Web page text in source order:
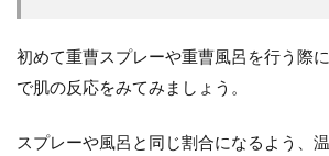
初めて重曹スプレーや重曹風呂を行う際
で肌の反応をみてみましょう。
スプレーや風呂と同じ割合になるよう、